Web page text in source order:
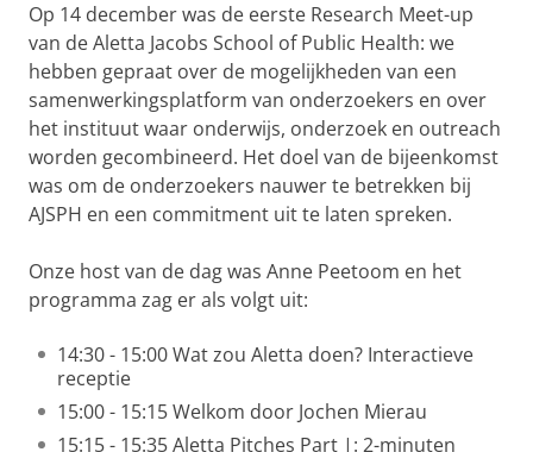
Op 14 december was de eerste Research Meet-up
van de Aletta Jacobs School of Public Health: we
hebben gepraat over de mogelijkheden van een
samenwerkingsplatform van onderzoekers en over
het instituut waar onderwijs, onderzoek en outreach
worden gecombineerd. Het doel van de bijeenkomst
was om de onderzoekers nauwer te betrekken bij
AJSPH en een commitment uit te laten spreken.
Onze host van de dag was Anne Peetoom en het
programma zag er als volgt uit:
14:30 - 15:00 Wat zou Aletta doen? Interactieve
receptie
15:00 - 15:15 Welkom door Jochen Mierau
15:15 - 15:35 Aletta Pitches Part |: 2-minuten